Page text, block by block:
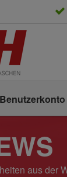
Benutzerkonto
aus der